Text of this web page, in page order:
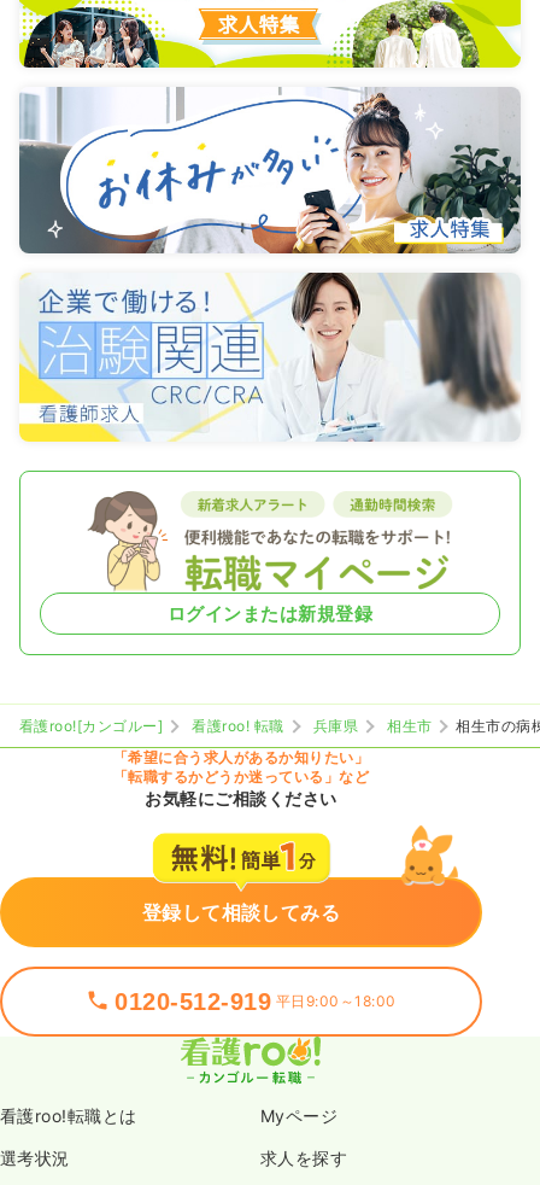
ログインまたは新規登録
看護roo![カンゴルー] 看護roo! 転職 兵庫県 相生市
相生市の病
「希望に合う求人があるか知りたい」
「転職するかどうか迷っている」など
お気軽にご相談ください
登録して相談してみる
0120-512-919 平日9:00～18:00
看護roo!転職とは Myページ
選考状況 求人を探す